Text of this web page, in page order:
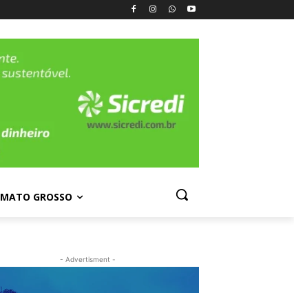
MATO GROSSO
- Advertisment -